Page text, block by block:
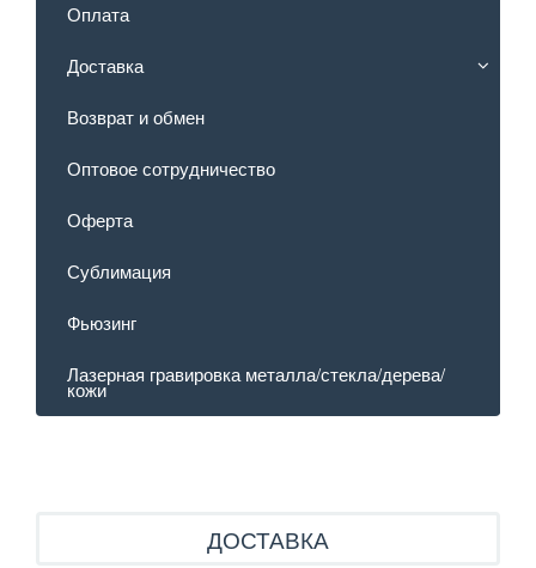
Оплата
Доставка
Возврат и обмен
Оптовое сотрудничество
Оферта
Сублимация
Фьюзинг
Лазерная гравировка металла/стекла/дерева/
кожи
ДОСТАВКА